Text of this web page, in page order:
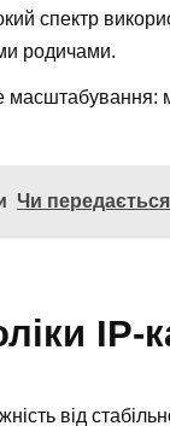
спектр
родичами.
масштабування:
Чи
IP-
від